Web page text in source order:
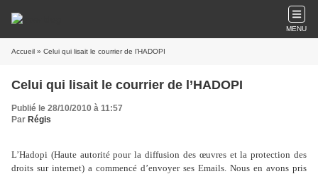
MENU
Accueil » Celui qui lisait le courrier de l’HADOPI
Celui qui lisait le courrier de l’HADOPI
Publié le 28/10/2010 à 11:57
Par Régis
L’Hadopi (Haute autorité pour la diffusion des œuvres et la protection des
droits sur internet) a commencé d’envoyer ses Emails. Nous en avons pris